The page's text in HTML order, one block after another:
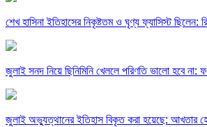
শেখ হাসিনা ইতিহাসের নিকৃষ্টতম ও ঘৃণ্য ফ্যাসিস্ট ছিলেন:
জুলাই সনদ নিয়ে ছিনিমিনি খেললে পরিণতি ভালো হবে না:
জুলাই অভ্যুত্থানের ইতিহাস বিকৃত করা হয়েছে: আখতার